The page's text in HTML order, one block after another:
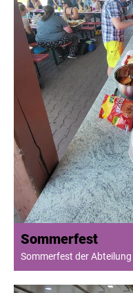
Sommerfest
Sommerfest der